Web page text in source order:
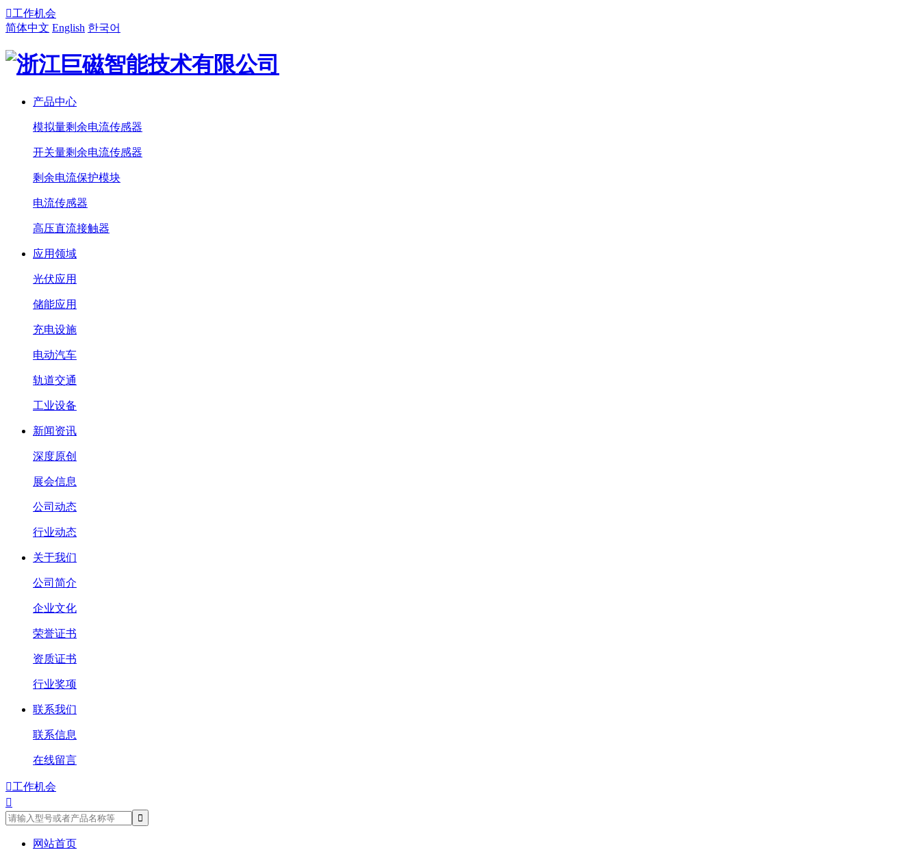
工作机会
简体中文 English 한국어
产品中心
模拟量剩余电流传感器
开关量剩余电流传感器
剩余电流保护模块
电流传感器
高压直流接触器
应用领域
光伏应用
储能应用
充电设施
电动汽车
轨道交通
工业设备
新闻资讯
深度原创
展会信息
公司动态
行业动态
关于我们
公司简介
企业文化
荣誉证书
资质证书
行业奖项
联系我们
联系信息
在线留言
工作机会

网站首页